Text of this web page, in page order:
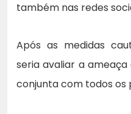
também nas redes
Após as medidas
seria avaliar a
conjunta com todos os